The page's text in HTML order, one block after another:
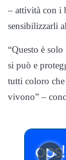
– attività con i
sensibilizzarli
“Questo è
si può e
tutti coloro che
vivono” –